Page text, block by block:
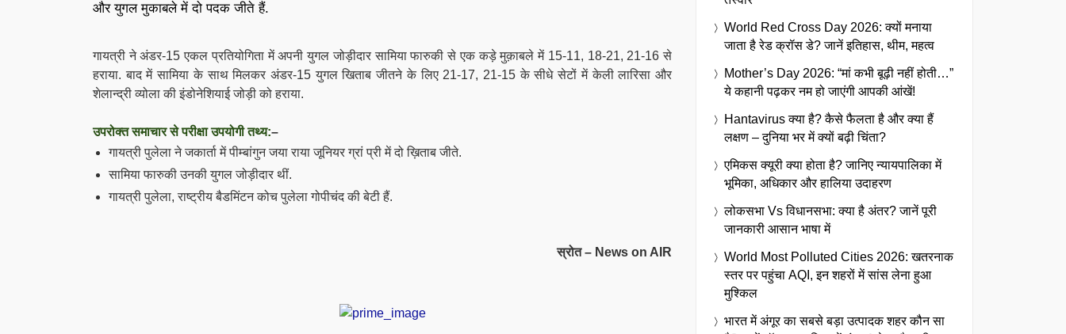
और युगल मुकाबले में दो पदक जीते हैं.
गायत्री ने अंडर-15 एकल प्रतियोगिता में अपनी युगल जोड़ीदार सामिया फारुकी से एक कड़े मुक़ाबले में 15-11, 18-21, 21-16 से
हराया. बाद में सामिया के साथ मिलकर अंडर-15 युगल खिताब जीतने के लिए 21-17, 21-15 के सीधे सेटों में केली लारिसा और
शेलान्द्री व्योला की इंडोनेशियाई जोड़ी को हराया.
उपरोक्त समाचार से परीक्षा उपयोगी तथ्य:–
गायत्री पुलेला ने जकार्ता में पीम्बांगुन जया राया जूनियर ग्रां प्री में दो ख़िताब जीते.
सामिया फारुकी उनकी युगल जोड़ीदार थीं.
गायत्री पुलेला, राष्ट्रीय बैडमिंटन कोच पुलेला गोपीचंद की बेटी हैं.
स्रोत – News on AIR
World Red Cross Day 2026: क्यों मनाया
जाता है रेड क्रॉस डे? जानें इतिहास, थीम, महत्व
Mother’s Day 2026: “मां कभी बूढ़ी नहीं होती…”
ये कहानी पढ़कर नम हो जाएंगी आपकी आंखें!
Hantavirus क्या है? कैसे फैलता है और क्या हैं
लक्षण – दुनिया भर में क्यों बढ़ी चिंता?
एमिकस क्यूरी क्या होता है? जानिए न्यायपालिका में
भूमिका, अधिकार और हालिया उदाहरण
लोकसभा Vs विधानसभा: क्या है अंतर? जानें पूरी
जानकारी आसान भाषा में
World Most Polluted Cities 2026: खतरनाक
स्तर पर पहुंचा AQI, इन शहरों में सांस लेना हुआ
मुश्किल
भारत में अंगूर का सबसे बड़ा उत्पादक शहर कौन सा